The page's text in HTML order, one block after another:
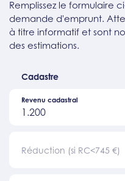
Remplissez le formulaire
demande d'emprunt.
à titre informatif et sont
des estimations.
Cadastre
1.200
Revenu cadastral
Réduction (si RC<745 €)